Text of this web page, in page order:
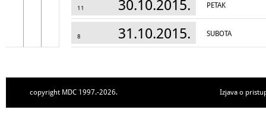
11 30.10.2015. PETAK
8 31.10.2015. SUBOTA
copyright MDC 1997.-2026. Izjava o